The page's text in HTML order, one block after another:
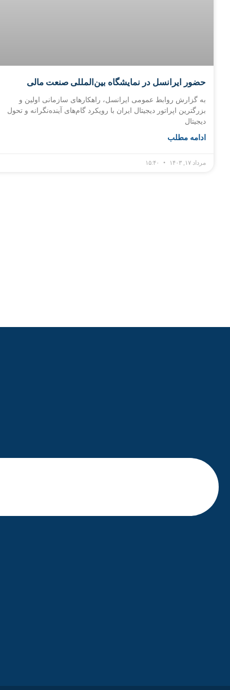
حضور ایرانسل در نمایشگاه بین‌المللی صنعت مالی
به گزارش روابط عمومی ایرانسل، راهکارهای سازمانی اولین و
بزرگترین اپراتور دیجیتال ایران با رویکرد گام‌های آینده‌نگرانه و تحول
دیجیتال
ادامه مطلب
مرداد ۱۷, ۱۴۰۳